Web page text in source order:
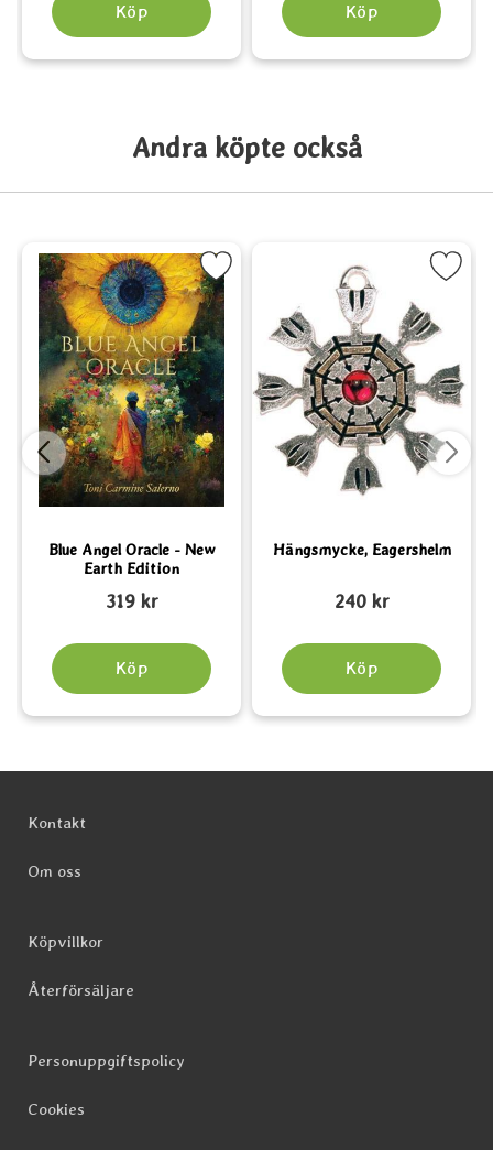
Köp Köp
Andra köpte också
Oracle som favorit
Blue Angel Oracle - New
Earth Edition
Art. nr 6427319 kr
Köp
Blue Angel Oracle - New Earth Edition som favorit
Hängsmycke, Eagershelm
Art. nr 1858240 kr
Köp
Markera Hängsmycke,
Kontakt
Om oss
Köpvillkor
Återförsäljare
Personuppgiftspolicy
Cookies